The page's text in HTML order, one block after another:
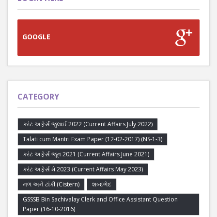
GOOGLE
CATEGORY
કરંટ અફેર્સ જુલાઈ 2022 (Current Affairs July 2022)
Talati cum Mantri Exam Paper (12-02-2017) (NS-1-3)
કરંટ અફેર્સ જૂન 2021 (Current Affairs June 2021)
કરંટ અફેર્સ મે 2023 (Current Affairs May 2023)
નળ અને ટાંકી (Cistern)
શબ્દભેદ
GSSSB Bin Sachivalay Clerk and Office Assistant Question
Paper (16-10-2016)